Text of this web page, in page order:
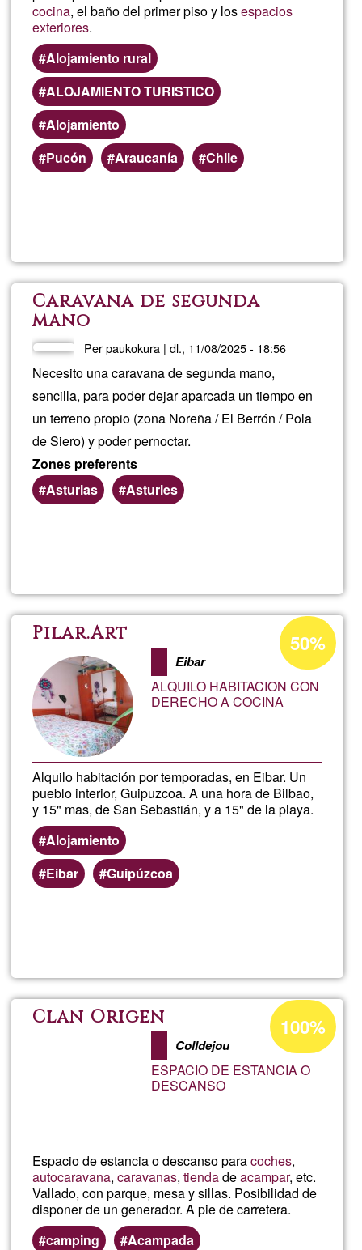
cocina, el baño del primer piso y losespacios
exteriores.
Alojamiento rural
ALOJAMIENTO TURISTICO
Alojamiento
Pucón
Araucanía Chile
Caravana de segunda
mano
Perpaukokura |dl., 11/08/2025 - 18:56
Necesito una caravana de segunda mano,
sencilla, para poder dejar aparcada un tiempo en
un terreno propio (zona Noreña / El Berrón / Pola
de Siero) y poder pernoctar.
Zones preferents
Asturias
Asturies
de
Pilar.Art
Eibar
ALQUILO HABITACION CON
DERECHO A COCINA
Alquilo habitación por temporadas, en Eibar. Un
pueblo interior, Guipuzcoa. A una hora de Bilbao,
y 15" mas, de San Sebastián, y a 15" de la playa.
Alojamiento
Eibar
Guipúzcoa
Percentatge
d'acceptació
de
G1
50%
Clan Origen
Colldejou
ESPACIO DE ESTANCIA O
DESCANSO
Espacio de estancia o descanso paracoches,
autocaravana,caravanas,tiendadeacampar, etc.
Vallado, con parque, mesa y sillas. Posibilidad de
disponer de un generador. A pie de carretera.
camping
Acampada
Percentatge
d'acceptació
de
G1
100%